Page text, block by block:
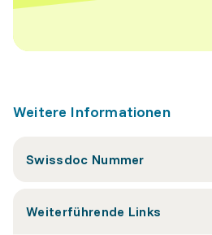
Weitere Informationen
Swissdoc Nummer
Weiterführende Links